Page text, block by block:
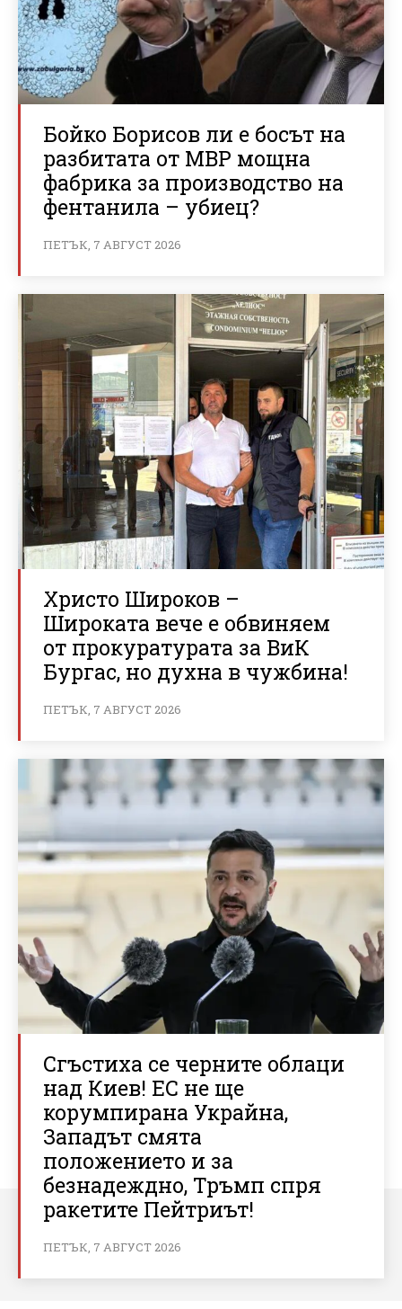
Бойко Борисов ли е босът на
разбитата от МВР мощна
фабрика за производство на
фентанила – убиец?
ПЕТЪК, 7 АВГУСТ 2026
Христо Широков –
Широката вече е обвиняем
от прокуратурата за ВиК
Бургас, но духна в чужбина!
ПЕТЪК, 7 АВГУСТ 2026
Сгъстиха се черните облаци
над Киев! ЕС не ще
корумпирана Украйна,
Западът смята
положението и за
безнадеждно, Тръмп спря
ракетите Пейтриът!
ПЕТЪК, 7 АВГУСТ 2026